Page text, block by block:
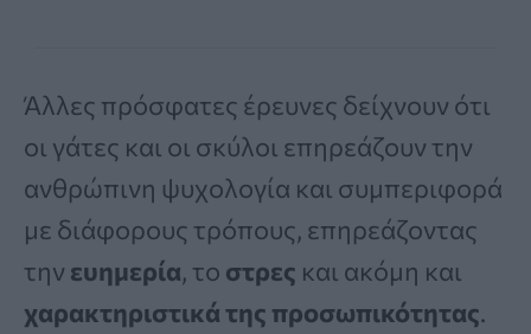
Άλλες πρόσφατες έρευνες δείχνουν ότι
οι γάτες και οι σκύλοι επηρεάζουν την
ανθρώπινη ψυχολογία και συμπεριφορά
με διάφορους τρόπους, επηρεάζοντας
την ευημερία, το στρες και ακόμη και
χαρακτηριστικά της προσωπικότητας.